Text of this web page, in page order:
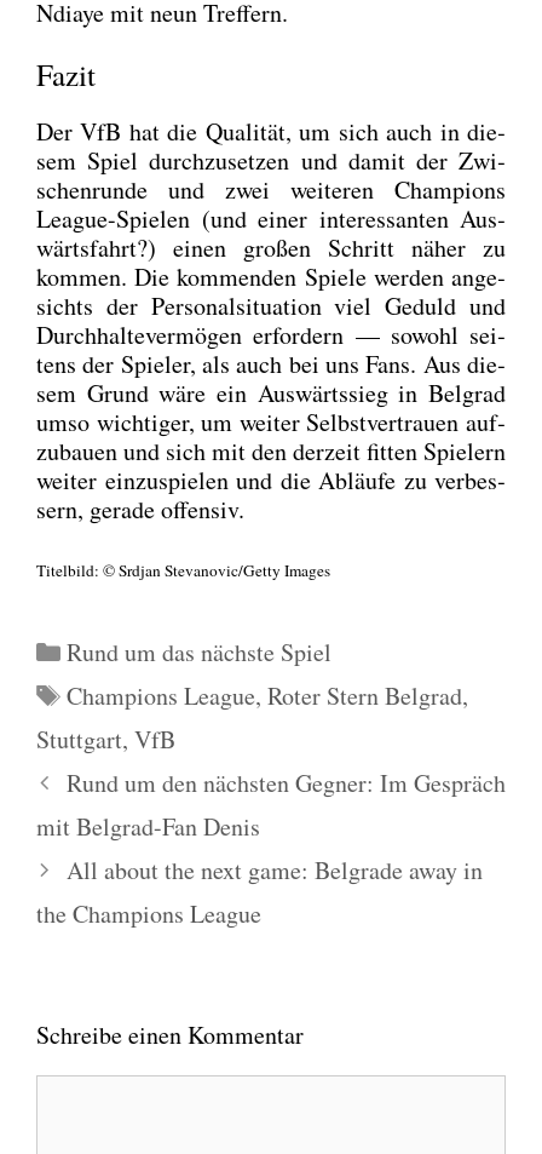
Ndiaye mit neun Tref­fern.
Fazit
Der VfB hat die Qua­li­tät, um sich auch in die­
sem Spiel durch­zu­set­zen und damit der Zwi­
schen­run­de und zwei wei­te­ren Cham­pi­ons
League-Spie­len (und einer inter­es­san­ten Aus­
wärts­fahrt?) einen gro­ßen Schritt näher zu
kom­men. Die kom­men­den Spie­le wer­den ange­
sichts der Per­so­nal­si­tua­ti­on viel Geduld und
Durch­hal­te­ver­mö­gen erfor­dern — sowohl sei­
tens der Spie­ler, als auch bei uns Fans. Aus die­
sem Grund wäre ein Aus­wärts­sieg in Bel­grad
umso wich­ti­ger, um wei­ter Selbst­ver­trau­en auf­
zu­bau­en und sich mit den der­zeit fit­ten Spie­lern
wei­ter ein­zu­spie­len und die Abläu­fe zu ver­bes­
sern, gera­de offen­siv.
Titel­bild: © Srd­jan Stevanovic/Getty Images
Kategorien
Rund um das nächste Spiel
Schlagwörter
Champions League, Roter Stern Belgrad,
Stuttgart, VfB
Rund um den nächsten Gegner: Im Gespräch
mit Belgrad-Fan Denis
All about the next game: Belgrade away in
the Champions League
Schreibe einen Kommentar
Kommentar